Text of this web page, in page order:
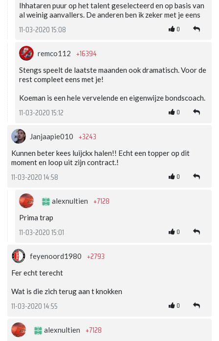
Ihhataren puur op het talent geselecteerd en op basis van
al weinig aanvallers. De anderen ben ik zeker met je eens
11-03-2020 15:08 0
remco112 +16394
Stengs speelt de laatste maanden ook dramatisch. Voor de
rest compleet eens met je!
Koeman is een hele vervelende en eigenwijze bondscoach.
11-03-2020 15:12 0
Janjaapie010 +3243
Kunnen beter kees luijckx halen!! Echt een topper op dit
moment en loop uit zijn contract.!
11-03-2020 14:58 0
alexnultien +7128
Prima trap
11-03-2020 15:01 0
feyenoord1980 +2793
Fer echt terecht
Wat is die zich terug aan t knokken
11-03-2020 14:55 0
alexnultien +7128